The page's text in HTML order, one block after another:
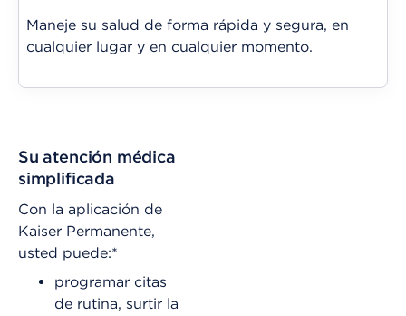
Maneje su salud de forma rápida y segura, en
cualquier lugar y en cualquier momento.
Su atención médica
simplificada
Con la aplicación de
Kaiser Permanente,
usted puede:*
programar citas
de rutina, surtir la